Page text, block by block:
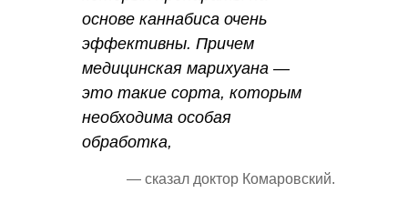
основе каннабиса очень
эффективны. Причем
медицинская марихуана —
это такие сорта, которым
необходима особая
обработка,
— сказал доктор Комаровский.